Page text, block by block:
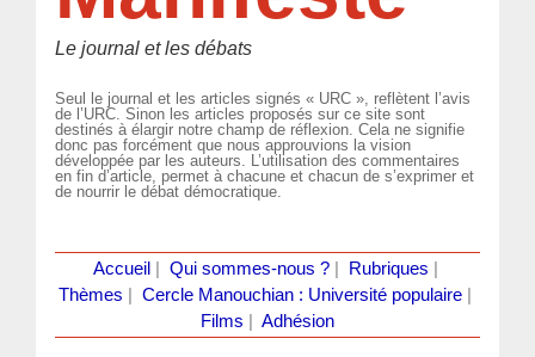
Le journal et les débats
Seul le journal et les articles signés « URC », reflètent l’avis
de l’URC. Sinon les articles proposés sur ce site sont
destinés à élargir notre champ de réflexion. Cela ne signifie
donc pas forcément que nous approuvions la vision
développée par les auteurs. L’utilisation des commentaires
en fin d’article, permet à chacune et chacun de s’exprimer et
de nourrir le débat démocratique.
Accueil Qui sommes-nous ?| Rubriques
Thèmes
Cercle Manouchian : Université populaire
Films
Adhésion